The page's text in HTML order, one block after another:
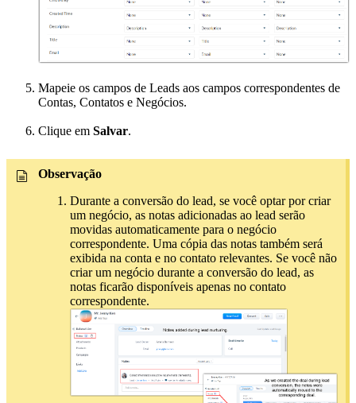
Mapeie os campos de Leads aos campos correspondentes de
Contas, Contatos e Negócios.
Clique em Salvar.
Observação
Durante a conversão do lead, se você optar por criar
um negócio, as notas adicionadas ao lead serão
movidas automaticamente para o negócio
correspondente. Uma cópia das notas também será
exibida na conta e no contato relevantes. Se você não
criar um negócio durante a conversão do lead, as
notas ficarão disponíveis apenas no contato
correspondente.